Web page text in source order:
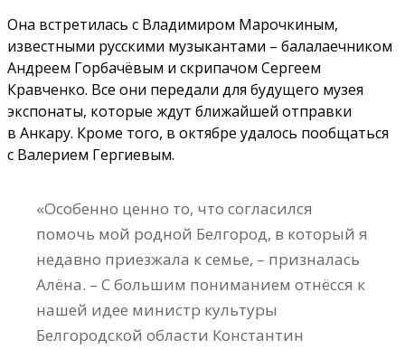
Она встретилась с Владимиром Марочкиным,
известными русскими музыкантами – балалаечником
Андреем Горбачёвым и скрипачом Сергеем
Кравченко. Все они передали для будущего музея
экспонаты, которые ждут ближайшей отправки
в Анкару. Кроме того, в октябре удалось пообщаться
с Валерием Гергиевым.
«Особенно ценно то, что согласился
помочь мой родной Белгород, в который я
недавно приезжала к семье, – призналась
Алёна. – С большим пониманием отнёсся к
нашей идее министр культуры
Белгородской области Константин